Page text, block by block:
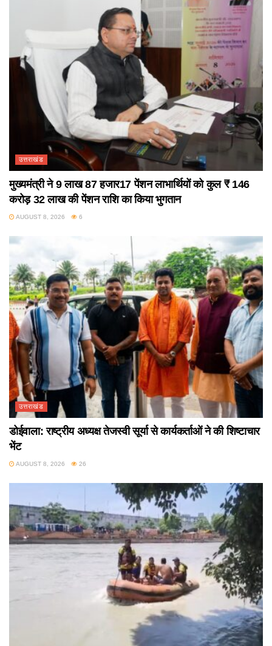
उत्तराखंड
मुख्यमंत्री ने 9 लाख 87 हजार17 पेंशन लाभार्थियों को कुल ₹ 146
करोड़ 32 लाख की पेंशन राशि का किया भुगतान
AUGUST 8, 2026 6
उत्तराखंड
डोईवाला: राष्ट्रीय अध्यक्ष तेजस्वी सूर्या से कार्यकर्ताओं ने की शिष्टाचार
भेंट
AUGUST 8, 2026 26